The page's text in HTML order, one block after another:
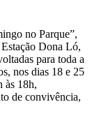
no Parque”,
Dona Ló,
para toda a
nos dias 18 e 25
às 18h,
de convivência,